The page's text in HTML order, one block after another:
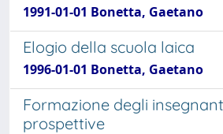
1991-01-01 Bonetta, Gaetano
Elogio della scuola laica
1996-01-01 Bonetta, Gaetano
Formazione degli
prospettive